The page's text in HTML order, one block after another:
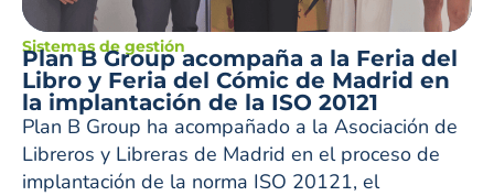
Sistemas de gestión
Plan B Group acompaña a la Feria del
Libro y Feria del Cómic de Madrid en
la implantación de la ISO 20121
Plan B Group ha acompañado a la Asociación de
Libreros y Libreras de Madrid en el proceso de
implantación de la norma ISO 20121, el